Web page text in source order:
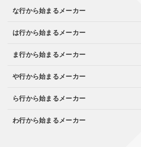
な行から始まるメーカー
は行から始まるメーカー
ま行から始まるメーカー
や行から始まるメーカー
ら行から始まるメーカー
わ行から始まるメーカー